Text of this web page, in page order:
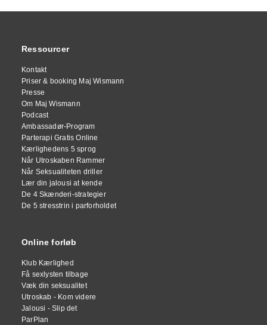
Ressourcer
Kontakt
Priser & booking Maj Wismann
Presse
Om Maj Wismann
Podcast
Ambassadør-Program
Parterapi Gratis Online
Kærlighedens 5 sprog
Når Utroskaben Rammer
Når Seksualiteten driller
Lær din jalousi at kende
De 4 Skænderi-strategier
De 5 stresstrin i parforholdet
Online forløb
Klub Kærlighed
Få sexlysten tilbage
Væk din seksualitet
Utroskab - Kom videre
Jalousi - Slip det
ParPlan